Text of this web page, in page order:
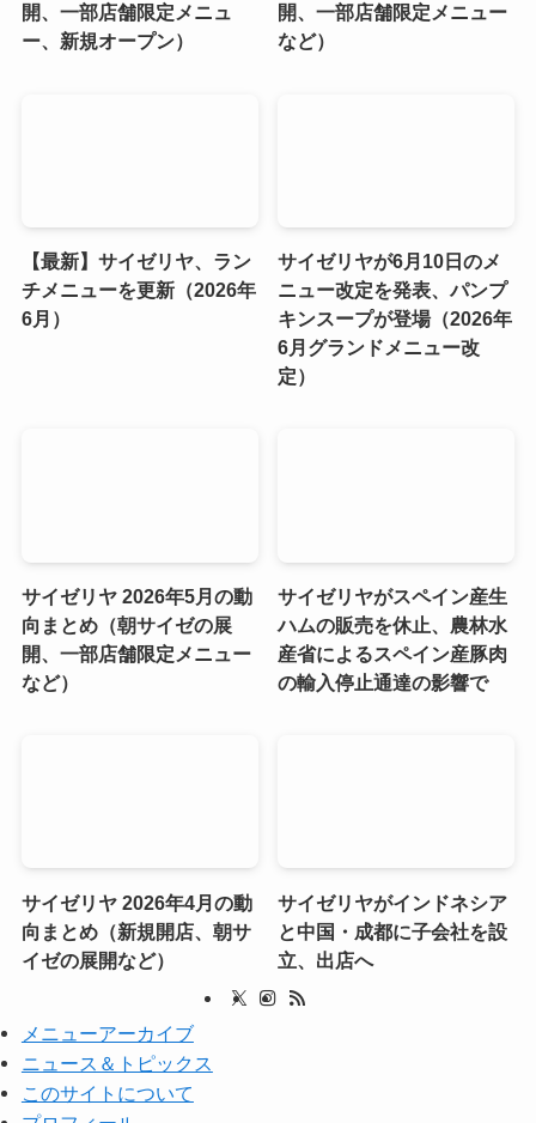
開、一部店舗限定メニュ
ー、新規オープン）
開、一部店舗限定メニュー
など）
【最新】サイゼリヤ、ラン
チメニューを更新（2026年
6月）
サイゼリヤが6月10日のメ
ニュー改定を発表、パンプ
キンスープが登場（2026年
6月グランドメニュー改
定）
サイゼリヤ 2026年5月の動
向まとめ（朝サイゼの展
開、一部店舗限定メニュー
など）
サイゼリヤがスペイン産生
ハムの販売を休止、農林水
産省によるスペイン産豚肉
の輸入停止通達の影響で
サイゼリヤ 2026年4月の動
向まとめ（新規開店、朝サ
イゼの展開など）
サイゼリヤがインドネシア
と中国・成都に子会社を設
立、出店へ
メニューアーカイブ
ニュース＆トピックス
このサイトについて